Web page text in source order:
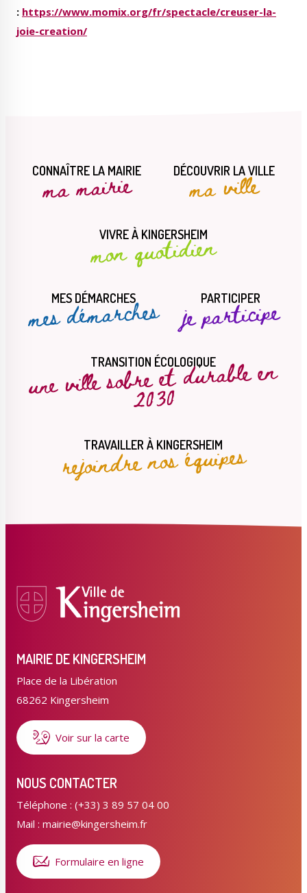
: https://www.momix.org/fr/spectacle/creuser-la-
joie-creation/
CONNAÎTRE LA MAIRIE
ma mairie DÉCOUVRIR LA VILLE
ma ville
VIVRE À KINGERSHEIM
mon quotidien
MES DÉMARCHES
mes démarches PARTICIPER
je participe
TRANSITION ÉCOLOGIQUE
une ville sobre et durable en
2030
TRAVAILLER À KINGERSHEIM
rejoindre nos équipes
MAIRIE DE KINGERSHEIM
Place de la Libération
68262 Kingersheim
Voir sur la carte
NOUS CONTACTER
Téléphone : (+33) 3 89 57 04 00
Mail : mairie@kingersheim.fr
Formulaire en ligne